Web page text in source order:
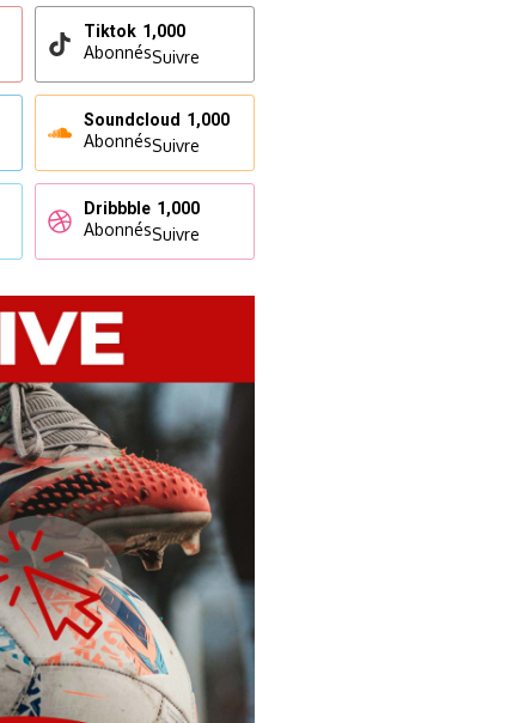
Tiktok 1,000
AbonnésSuivre
Soundcloud 1,000
AbonnésSuivre
Dribbble 1,000
AbonnésSuivre